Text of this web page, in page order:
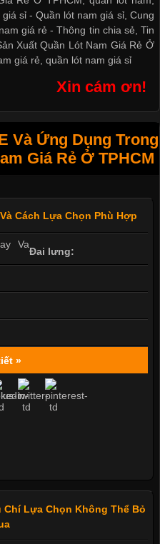
sỉ - Quần lót nam giá sỉ, Cung
giá rẻ -Thông tin chia sẻ Tin
Xuất Quần Lót Nam Giá Rẻ Ở
giá rẻ ,quần lót nam giá sỉ
Xin cám ơn!
Và Ứng Dụng Trong
Giá Rẻ Ở TPHCM
Cách Lựa Chọn Phù Hợp
Đai lưng:
»
Lựa Chọn Không Thể Bỏ